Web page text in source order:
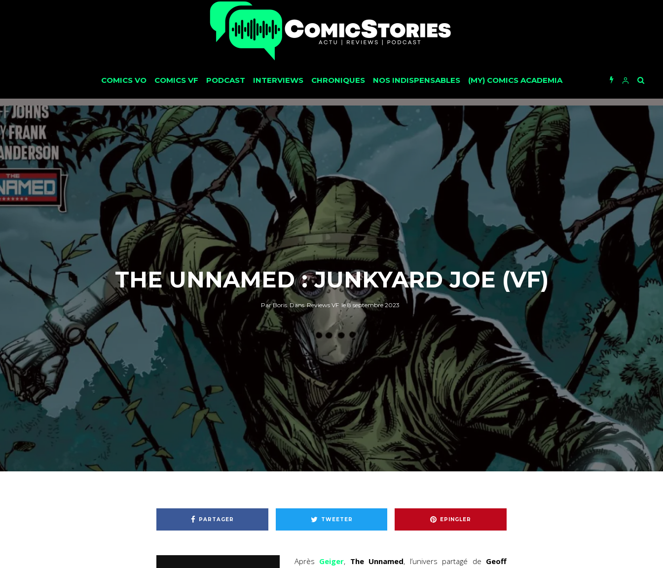
COMICS VO COMICS VF PODCAST INTERVIEWS CHRONIQUES NOS INDISPENSABLES (MY) COMICS ACADEMIA
THE UNNAMED : JUNKYARD JOE (VF)
ParBoris Dans Reviews VF le 8 septembre 2023
PARTAGER TWEETER EPINGLER
Après Geiger, The Unnamed, l’univers partagé de Geoff